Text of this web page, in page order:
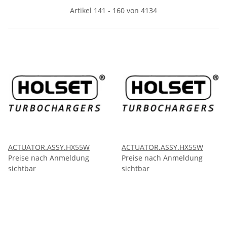
Artikel 141 - 160 von 4134
ACTUATOR.ASSY.HX55W
Preise nach Anmeldung
sichtbar
ACTUATOR.ASSY.HX55W
Preise nach Anmeldung
sichtbar